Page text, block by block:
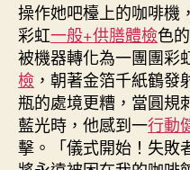
操作她吧檯上的咖啡機
彩虹一般+供膳體檢色
被機器轉化為一團團彩
檢 ，朝著金箔千紙鶴發
瓶的處境更糟，當圓規
藍光時，他感到一行動
擊。「儀式開始！失敗